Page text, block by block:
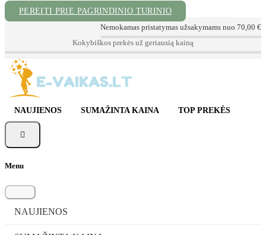
PEREITI PRIE PAGRINDINIO TURINIO
Nemokamas pristatymas užsakymams nuo 70,00 €
📞 Konsultacija tel. +370 620 72999✉ info@e-vaikas.lt📦 Sekite Užsakymą
NAUJIENOS SUMAŽINTA KAINA TOP PREKĖS

Menu
NAUJIENOS